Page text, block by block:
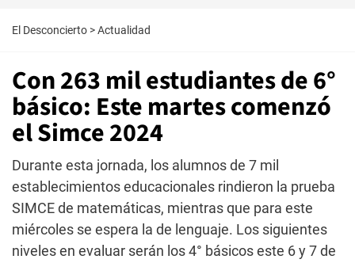
El Desconcierto >Actualidad
Con 263 mil estudiantes de 6°
básico: Este martes comenzó
el Simce 2024
Durante esta jornada, los alumnos de 7 mil
establecimientos educacionales rindieron la prueba
SIMCE de matemáticas, mientras que para este
miércoles se espera la de lenguaje. Los siguientes
niveles en evaluar serán los 4° básicos este 6 y 7 de